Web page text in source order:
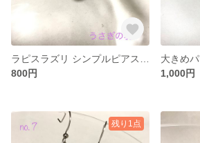
800円
1,000円
残り1点